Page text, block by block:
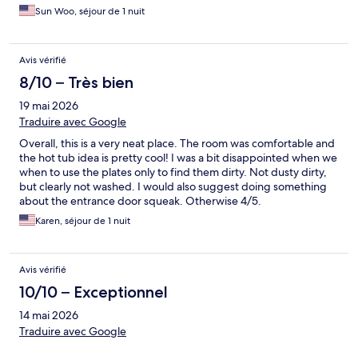
Sun Woo, séjour de 1 nuit
Avis vérifié
8/10 – Très bien
19 mai 2026
Traduire avec Google
Overall, this is a very neat place. The room was comfortable and
the hot tub idea is pretty cool! I was a bit disappointed when we
when to use the plates only to find them dirty. Not dusty dirty,
but clearly not washed. I would also suggest doing something
about the entrance door squeak. Otherwise 4/5.
Karen, séjour de 1 nuit
Avis vérifié
10/10 – Exceptionnel
14 mai 2026
Traduire avec Google